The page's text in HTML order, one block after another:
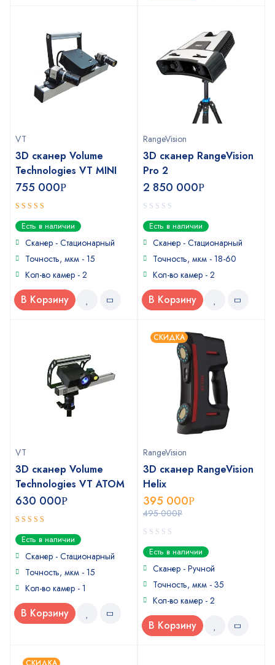
VT
3D сканер Volume
Technologies VT MINI
755 000Р
5out of 5
Есть в наличии
Сканер - Стационарный
Точность, мкм - 15
Кол-во камер - 2
В Корзину
RangeVision
3D сканер RangeVision
Pro 2
2 850 000Р
0
out
of
Есть в наличии
Сканер - Стационарный
Точность, мкм - 18-60
Кол-во камер - 2
В Корзину
VT
3D сканер Volume
Technologies VT ATOM
630 000Р
4.33out
of 5
Есть в наличии
Сканер - Стационарный
Точность, мкм - 15
Кол-во камер - 1
В Корзину
СКИДКА
RangeVision
3D сканер RangeVision
Helix
495 000Р
395 000Р
0
out
of
Есть в наличии
Сканер - Ручной
Точность, мкм - 35
Кол-во камер - 2
В Корзину